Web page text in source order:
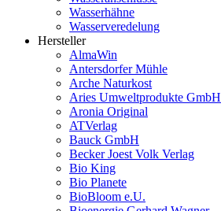
Wasserhähne
Wasserveredelung
Hersteller
AlmaWin
Antersdorfer Mühle
Arche Naturkost
Aries Umweltprodukte GmbH
Aronia Original
ATVerlag
Bauck GmbH
Becker Joest Volk Verlag
Bio King
Bio Planete
BioBloom e.U.